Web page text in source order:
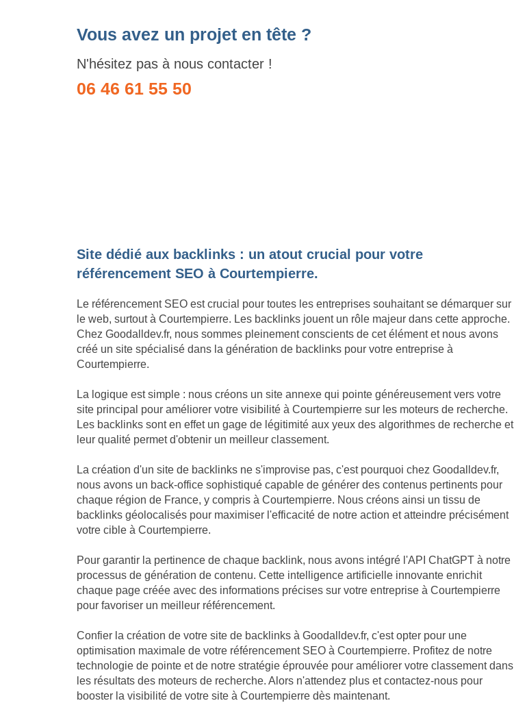
Vous avez un projet en tête ?
N'hésitez pas à nous contacter !
06 46 61 55 50
Site dédié aux backlinks : un atout crucial pour votre
référencement SEO à Courtempierre.
Le référencement SEO est crucial pour toutes les entreprises souhaitant se démarquer sur
le web, surtout à Courtempierre. Les backlinks jouent un rôle majeur dans cette approche.
Chez Goodalldev.fr, nous sommes pleinement conscients de cet élément et nous avons
créé un site spécialisé dans la génération de backlinks pour votre entreprise à
Courtempierre.
La logique est simple : nous créons un site annexe qui pointe généreusement vers votre
site principal pour améliorer votre visibilité à Courtempierre sur les moteurs de recherche.
Les backlinks sont en effet un gage de légitimité aux yeux des algorithmes de recherche et
leur qualité permet d'obtenir un meilleur classement.
La création d'un site de backlinks ne s'improvise pas, c'est pourquoi chez Goodalldev.fr,
nous avons un back-office sophistiqué capable de générer des contenus pertinents pour
chaque région de France, y compris à Courtempierre. Nous créons ainsi un tissu de
backlinks géolocalisés pour maximiser l'efficacité de notre action et atteindre précisément
votre cible à Courtempierre.
Pour garantir la pertinence de chaque backlink, nous avons intégré l'API ChatGPT à notre
processus de génération de contenu. Cette intelligence artificielle innovante enrichit
chaque page créée avec des informations précises sur votre entreprise à Courtempierre
pour favoriser un meilleur référencement.
Confier la création de votre site de backlinks à Goodalldev.fr, c'est opter pour une
optimisation maximale de votre référencement SEO à Courtempierre. Profitez de notre
technologie de pointe et de notre stratégie éprouvée pour améliorer votre classement dans
les résultats des moteurs de recherche. Alors n'attendez plus et contactez-nous pour
booster la visibilité de votre site à Courtempierre dès maintenant.